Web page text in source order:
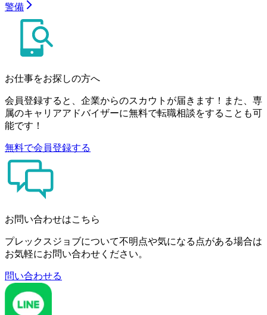
警備
お仕事をお探しの方へ
会員登録すると、企業からのスカウトが届きます！また、専
属のキャリアアドバイザーに無料で転職相談をすることも可
能です！
無料で会員登録する
お問い合わせはこちら
プレックスジョブについて不明点や気になる点がある場合は
お気軽にお問い合わせください。
問い合わせる